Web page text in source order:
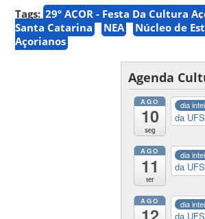
Tags: 29º AÇOR - Festa Da Cultura
Santa Catarina
NEA
Núcleo de
Açorianos
Agenda
AGO
10
seg
dia
da
AGO
11
ter
dia
da
AGO dia
da